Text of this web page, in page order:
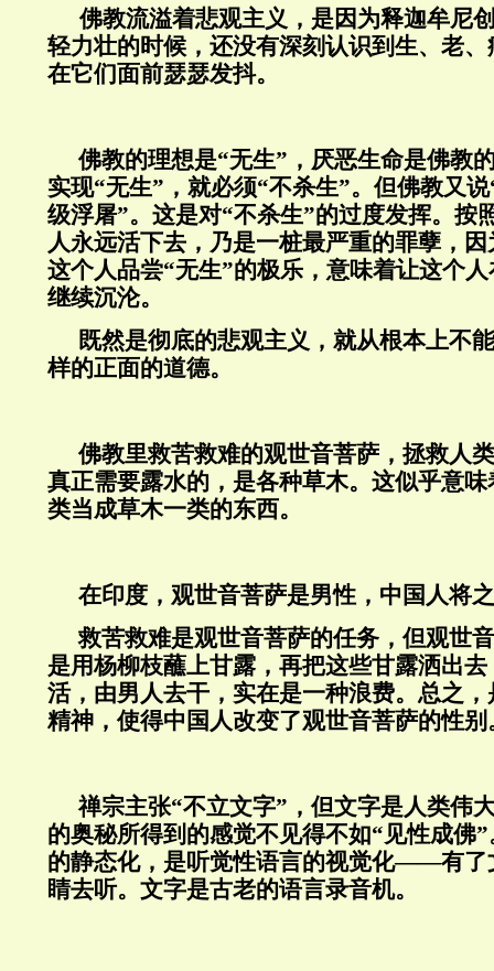
佛教流溢着悲观主义，是因为释迦牟尼
轻力壮的时候，还没有深刻认识到生、老
在它们面前瑟瑟发抖。
佛教的理想是“无生”，厌恶生命是佛教
实现“无生”，就必须“不杀生”。但佛教又
级浮屠”。这是对“不杀生”的过度发挥。按
人永远活下去，乃是一桩最严重的罪孽，
这个人品尝“无生”的极乐，意味着让这个
继续沉沦。
既然是彻底的悲观主义，就从根本上不
样的正面的道德。
佛教里救苦救难的观世音菩萨，拯救人
真正需要露水的，是各种草木。这似乎意
类当成草木一类的东西。
在印度，观世音菩萨是男性，中国人将
救苦救难是观世音菩萨的任务，但观世
是用杨柳枝蘸上甘露，再把这些甘露洒出
活，由男人去干，实在是一种浪费。总之
精神，使得中国人改变了观世音菩萨的性别
禅宗主张“不立文字”，但文字是人类伟
的奥秘所得到的感觉不见得不如“见性成佛
的静态化，是听觉性语言的视觉化——有了
睛去听。文字是古老的语言录音机。